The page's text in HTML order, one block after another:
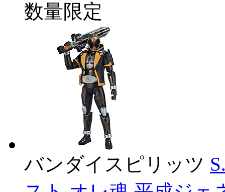
数量限定
バンダイスピリッツ